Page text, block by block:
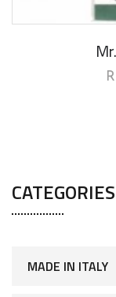
CATEGORIES
MADE IN ITALY